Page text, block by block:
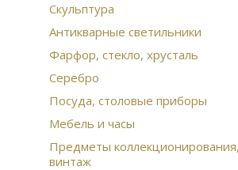
Скульптура
Антикварные светильники
Фарфор, стекло, хрусталь
Серебро
Посуда, столовые приборы
Мебель и часы
Предметы коллекционирования,
винтаж